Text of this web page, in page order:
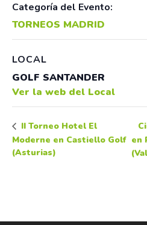
Categoría del Evento:
TORNEOS MADRID
LOCAL
GOLF SANTANDER
Ver la web del Local
II Torneo Hotel El
Moderne en Castiello Golf
(Asturias)
en